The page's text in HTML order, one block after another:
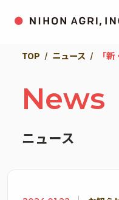
TOP ニュース 「新
News
ニュース